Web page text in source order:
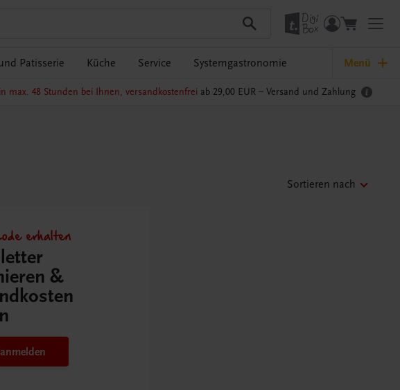
Patisserie Küche Service Systemgastronomie Menü
in max. 48 Stunden bei Ihnen, versandkostenfrei ab 29,00 EUR – Versand und Zahlung
Sortieren nach
erhalten
&